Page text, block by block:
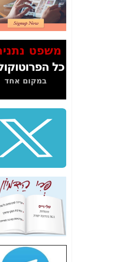
2" על תעלולי השר
משה כחלון -כאן
הסלולר" ואיך
את הנתונים לציבור
כאן
סיכום ביקור בסיליקון
שלמה פילבר (עד
לאחרונה מנכ"ל
התקשורת) - עד
מדינה? הצחקתם
אותי! -כאן
"יש אפליה
חשיפה: למה השר
משה כחלון לא
עד היום? -
כאן
הדומה לזו של "תיק
4000" אך בתחום
הסלולר -